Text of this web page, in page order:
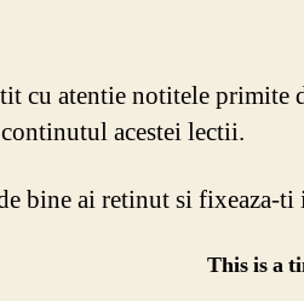
cu atentie notitele primite
acestei lectii.
bine ai retinut si fixeaza-
This is a